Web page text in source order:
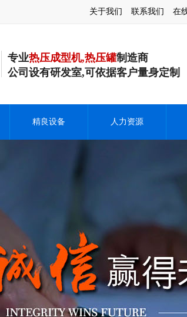
在
联系我们
关于我们
专业热压成型机,热压罐制造商
公司设有研发室,可依据客户量身定制
精良设备 人力资源